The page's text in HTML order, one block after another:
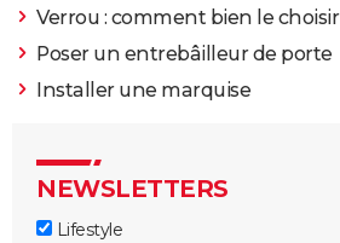
Verrou : comment bien le choisir
Poser un entrebâilleur de porte
Installer une marquise
NEWSLETTERS
Lifestyle